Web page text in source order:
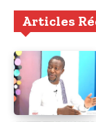
Articles